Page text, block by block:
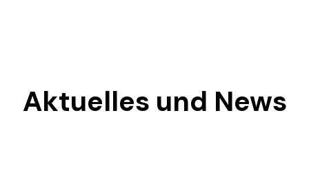
Aktuelles und News